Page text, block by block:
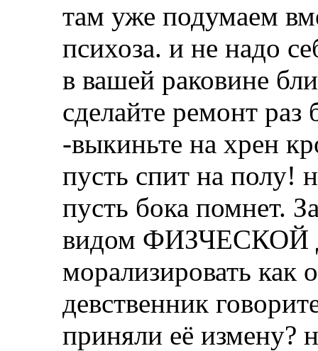
там уже подумаем
психоза. и не надо
в вашей раковине
сделайте ремонт раз
-выкиньте на хрен
пусть спит на полу!
пусть бока помнет.
видом ФИЗЧЕСКОЙ
морализировать как
девственник
приняли её измену?